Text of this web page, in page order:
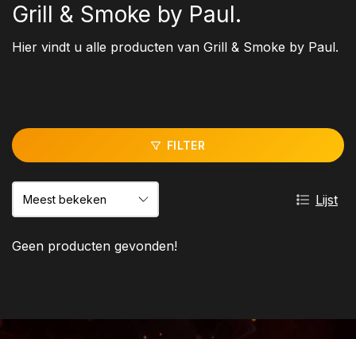
Grill & Smoke by Paul.
Hier vindt u alle producten van Grill & Smoke by Paul.
FILTER
Lijst
Geen producten gevonden!